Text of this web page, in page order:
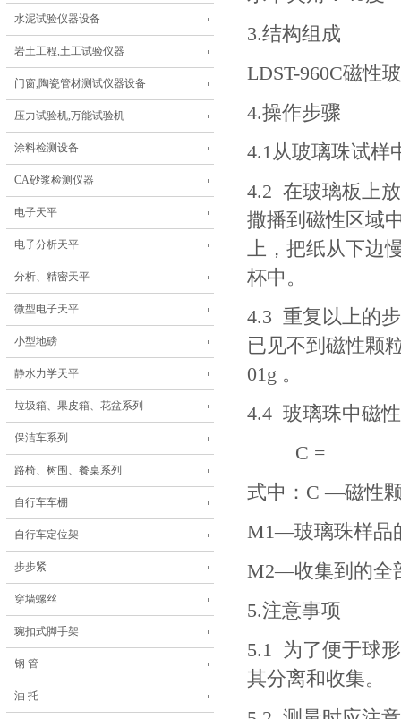
水泥试验仪器设备
岩土工程,土工试验仪器
门窗,陶瓷管材测试仪器设备
压力试验机,万能试验机
涂料检测设备
CA砂浆检测仪器
电子天平
电子分析天平
分析、精密天平
微型电子天平
小型地磅
静水力学天平
垃圾箱、果皮箱、花盆系列
保洁车系列
路椅、树围、餐桌系列
自行车车棚
自行车定位架
步步紧
穿墙螺丝
琬扣式脚手架
钢 管
油 托
3.结构组成
LDST-960C磁性
4.操作步骤
4.1从玻璃珠试样
4.2 在玻璃板上
撒播到磁性区域
上，把纸从下边
杯中。
4.3 重复以上的
已见不到磁性颗
01g 。
4.4 玻璃珠中磁
C =
式中： C—磁性
M1—玻璃珠样品
M2—收集到的全
5.注意事项
5.1 为了便于球
其分离和收集。